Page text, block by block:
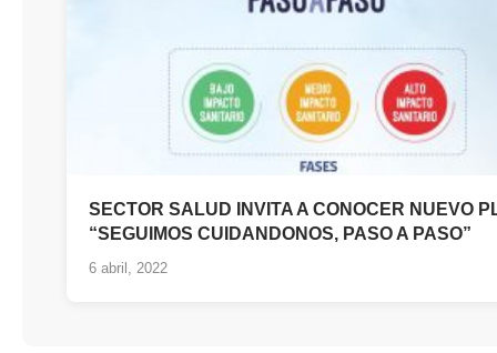
SECTOR SALUD INVITA A CONOCER NUEVO
“SEGUIMOS CUIDANDONOS, PASO A PASO”
6 abril, 2022